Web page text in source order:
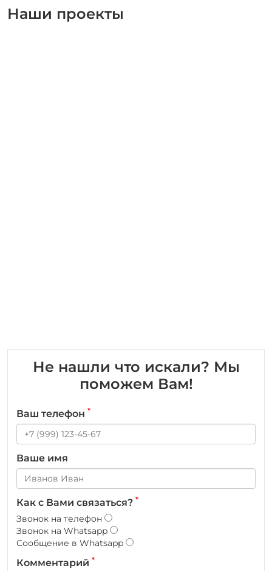
Наши проекты
Не нашли что искали? Мы
поможем Вам!
Ваш телефон *
Ваше имя
Как с Вами связаться? *
Звонок на телефон
Звонок на Whatsapp
Сообщение в Whatsapp
Комментарий *